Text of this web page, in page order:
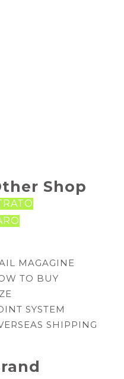
Shop
MAGAGINE
TO BUY
SYSTEM
SHIPPING